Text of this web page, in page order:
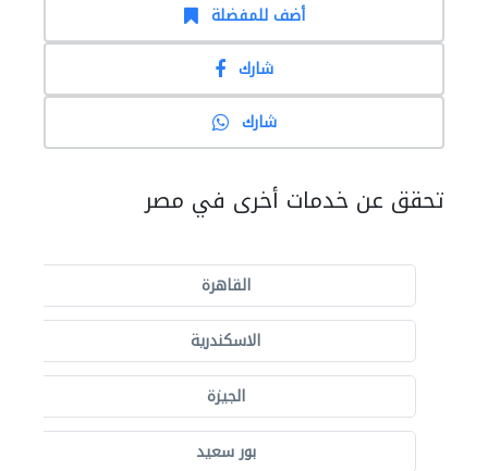
أضف للمفضلة
شارك
شارك
تحقق عن خدمات أخرى في مصر
القاهرة
الاسكندرية
الجيزة
بور سعيد